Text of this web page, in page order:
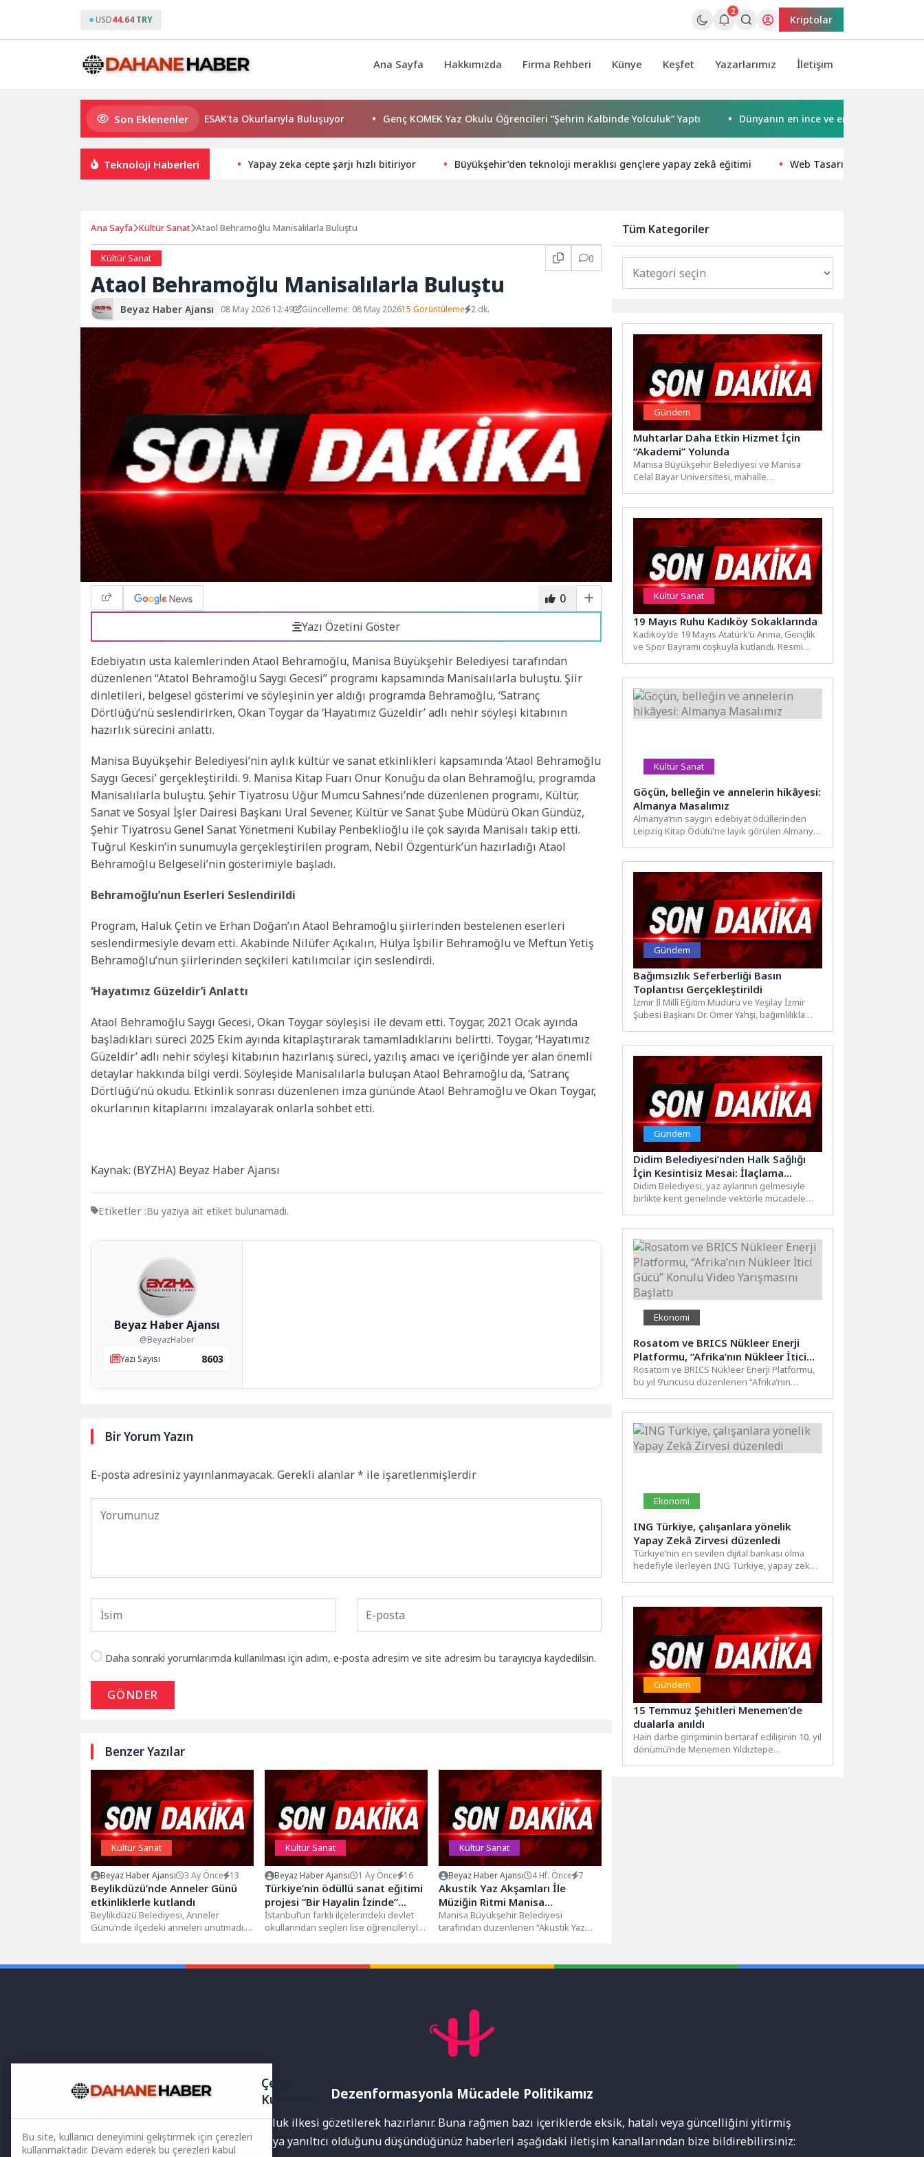
USD44.64 TRY
2
Kriptolar
Ana Sayfa Hakkımızda Firma Rehberi Künye Keşfet Yazarlarımız İletişim
Son Eklenenler
Usta Yazar Burhan Sönmez TESAK’ta Okurlarıyla Buluşuyor Genç KOMEK Yaz Okulu Öğrencileri “Şehrin Kalbinde Yolculuk” Yaptı Dünyanın en ince ve en güçlü katlanabilir
Teknoloji Haberleri Yapay zeka cepte şarjı hızlı bitiriyor Büyükşehir’den teknoloji meraklısı gençlere yapay zekâ eğitimi Web Tasarım ve E-Ticaret
Ana Sayfa Kültür Sanat Ataol Behramoğlu Manisalılarla Buluştu
Kültür Sanat 0
Ataol Behramoğlu Manisalılarla Buluştu
Beyaz Haber Ajansı 08 May 2026 12:49 Güncelleme: 08 May 202615 Görüntüleme 2 dk.
0
Yazı Özetini Göster
Edebiyatın usta kalemlerinden Ataol Behramoğlu, Manisa Büyükşehir Belediyesi tarafından
düzenlenen “Atatol Behramoğlu Saygı Gecesi” programı kapsamında Manisalılarla buluştu. Şiir
dinletileri, belgesel gösterimi ve söyleşinin yer aldığı programda Behramoğlu, ‘Satranç
Dörtlüğü’nü seslendirirken, Okan Toygar da ‘Hayatımız Güzeldir’ adlı nehir söyleşi kitabının
hazırlık sürecini anlattı.
Manisa Büyükşehir Belediyesi’nin aylık kültür ve sanat etkinlikleri kapsamında ‘Ataol Behramoğlu
Saygı Gecesi’ gerçekleştirildi. 9. Manisa Kitap Fuarı Onur Konuğu da olan Behramoğlu, programda
Manisalılarla buluştu. Şehir Tiyatrosu Uğur Mumcu Sahnesi’nde düzenlenen programı, Kültür,
Sanat ve Sosyal İşler Dairesi Başkanı Ural Sevener, Kültür ve Sanat Şube Müdürü Okan Gündüz,
Şehir Tiyatrosu Genel Sanat Yönetmeni Kubilay Penbeklioğlu ile çok sayıda Manisalı takip etti.
Tuğrul Keskin’in sunumuyla gerçekleştirilen program, Nebil Özgentürk’ün hazırladığı Ataol
Behramoğlu Belgeseli’nin gösterimiyle başladı.
Behramoğlu’nun Eserleri Seslendirildi
Program, Haluk Çetin ve Erhan Doğan’ın Ataol Behramoğlu şiirlerinden bestelenen eserleri
seslendirmesiyle devam etti. Akabinde Nilüfer Açıkalın, Hülya İşbilir Behramoğlu ve Meftun Yetiş
Behramoğlu’nun şiirlerinden seçkileri katılımcılar için seslendirdi.
‘Hayatımız Güzeldir’i Anlattı
Ataol Behramoğlu Saygı Gecesi, Okan Toygar söyleşisi ile devam etti. Toygar, 2021 Ocak ayında
başladıkları süreci 2025 Ekim ayında kitaplaştırarak tamamladıklarını belirtti. Toygar, ‘Hayatımız
Güzeldir’ adlı nehir söyleşi kitabının hazırlanış süreci, yazılış amacı ve içeriğinde yer alan önemli
detaylar hakkında bilgi verdi. Söyleşide Manisalılarla buluşan Ataol Behramoğlu da, ‘Satranç
Dörtlüğü’nü okudu. Etkinlik sonrası düzenlenen imza gününde Ataol Behramoğlu ve Okan Toygar,
okurlarının kitaplarını imzalayarak onlarla sohbet etti.
Kaynak: (BYZHA) Beyaz Haber Ajansı
Etiketler :Bu yazıya ait etiket bulunamadı.
Beyaz Haber Ajansı
@BeyazHaber
Yazı Sayısı
8603
Bir Yorum Yazın
E-posta adresiniz yayınlanmayacak. Gerekli alanlar* ile işaretlenmişlerdir
Daha sonraki yorumlarımda kullanılması için adım, e-posta adresim ve site adresim bu tarayıcıya kaydedilsin.
GÖNDER
Benzer Yazılar
Kültür Sanat
Beyaz Haber Ajansı 3 Ay Önce 13
Beylikdüzü’nde Anneler Günü
etkinliklerle kutlandı
Beylikdüzü Belediyesi, Anneler
Günü’nde ilçedeki anneleri unutmadı.
Kültür Sanat
Beyaz Haber Ajansı 1 Ay Önce 16
Türkiye’nin ödüllü sanat eğitimi
projesi “Bir Hayalin İzinde”
üçüncü yılını tamamladı
İstanbul’un farklı ilçelerindeki devlet
okullarından seçilen lise öğrencileriyle
Kültür Sanat
Beyaz Haber Ajansı 4 Hf. Önce 7
Akustik Yaz Akşamları İle
Müziğin Ritmi Manisa
Sokaklarında
Manisa Büyükşehir Belediyesi
tarafından düzenlenen “Akustik Yaz
Tüm Kategoriler
Gündem
Muhtarlar Daha Etkin Hizmet İçin
“Akademi” Yolunda
Manisa Büyükşehir Belediyesi ve Manisa
Celal Bayar Üniversitesi, mahalle
Kültür Sanat
19 Mayıs Ruhu Kadıköy Sokaklarında
Kadıköy’de 19 Mayıs Atatürk’ü Anma, Gençlik
ve Spor Bayramı coşkuyla kutlandı. Resmi
Kültür Sanat
Göçün, belleğin ve annelerin hikâyesi:
Almanya Masalımız
Almanya’nın saygın edebiyat ödüllerinden
Leipzig Kitap Ödülü’ne layık görülen Almanya
Gündem
Bağımsızlık Seferberliği Basın
Toplantısı Gerçekleştirildi
İzmir İl Millî Eğitim Müdürü ve Yeşilay İzmir
Şubesi Başkanı Dr. Ömer Yahşi, bağımlılıkla
Gündem
Didim Belediyesi’nden Halk Sağlığı
İçin Kesintisiz Mesai: İlaçlama
Çalışmaları Aralıksız Sürüyor
Didim Belediyesi, yaz aylarının gelmesiyle
birlikte kent genelinde vektörle mücadele
Ekonomi
Rosatom ve BRICS Nükleer Enerji
Platformu, “Afrika’nın Nükleer İtici
Gücü” Konulu Video Yarışmasını
Başlattı
Rosatom ve BRICS Nükleer Enerji Platformu,
bu yıl 9’uncusu düzenlenen “Afrika’nın
Ekonomi
ING Türkiye, çalışanlara yönelik
Yapay Zekâ Zirvesi düzenledi
Türkiye’nin en sevilen dijital bankası olma
hedefiyle ilerleyen ING Türkiye, yapay zekâ
Gündem
15 Temmuz Şehitleri Menemen’de
dualarla anıldı
Hain darbe girişiminin bertaraf edilişinin 10. yıl
dönümü’nde Menemen Yıldıztepe
Dezenformasyonla Mücadele Politikamız
Yayınlanan haberler doğruluk ilkesi gözetilerek hazırlanır. Buna rağmen bazı içeriklerde eksik, hatalı veya güncelliğini yitirmiş
bilgiler bulunabilir.Yanlış veya yanıltıcı olduğunu düşündüğünüz haberleri aşağıdaki iletişim kanallarından bize bildirebilirsiniz:
Çerez
Kullanımı
Bu site, kullanıcı deneyimini geliştirmek için çerezleri
kullanmaktadır. Devam ederek bu çerezleri kabul